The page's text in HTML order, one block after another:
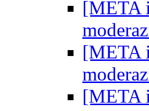
[META
[META
[META